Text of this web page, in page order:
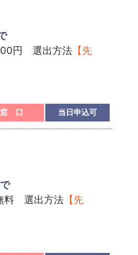
円 選出方法 【先
窓 口 当日申込可
料 選出方法 【先